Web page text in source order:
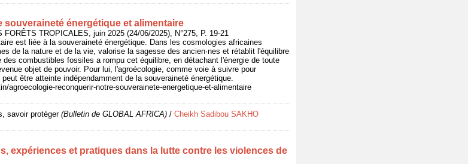
énergétique et alimentaire
TROPICALES, juin 2025 (24/06/2025), N°275, P. 19-21
est liée à la souveraineté énergétique. Dans les cosmologies africaines
de la nature et de la vie, valorise la sagesse des ancien·nes et rétablit l'équilibre
combustibles fossiles a rompu cet équilibre, en détachant l'énergie de toute
objet de pouvoir. Pour lui, l'agroécologie, comme voie à suivre pour
être atteinte indépendamment de la souveraineté énergétique.
agroecologie-reconquerir-notre-souverainete-energetique-et-alimentaire
savoir protéger(Bulletin de GLOBAL AFRICA) / Cheikh Sadibou SAKHO
expériences et pratiques dans la lutte contre les violences de